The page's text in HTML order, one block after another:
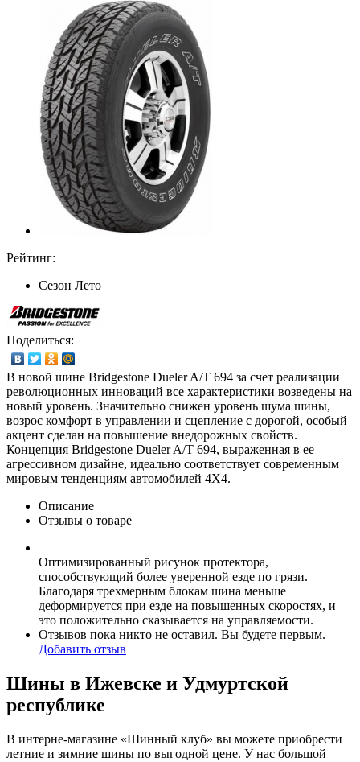
Рейтинг:
Сезон Лето
Поделиться:
В новой шине Bridgestone Dueler A/T 694 за счет реализации
революционных инноваций все характеристики возведены на
новый уровень. Значительно снижен уровень шума шины,
возрос комфорт в управлении и сцепление с дорогой, особый
акцент сделан на повышение внедорожных свойств.
Концепция Bridgestone Dueler A/T 694, выраженная в ее
агрессивном дизайне, идеально соответствует современным
мировым тенденциям автомобилей 4Х4.
Описание
Отзывы о товаре
Оптимизированный рисунок протектора,
способствующий более уверенной езде по грязи.
Благодаря трехмерным блокам шина меньше
деформируется при езде на повышенных скоростях, и
это положительно сказывается на управляемости.
Отзывов пока никто не оставил. Вы будете первым.
Добавить отзыв
Шины в Ижевске и Удмуртской
республике
В интерне-магазине «Шинный клуб» вы можете приобрести
летние и зимние шины по выгодной цене. У нас большой